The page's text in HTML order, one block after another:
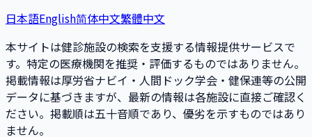
日本語English简体中文繁體中文
本サイトは健診施設の検索を支援する情報提供サービスで
す。特定の医療機関を推奨・評価するものではありません。
掲載情報は厚労省ナビイ・人間ドック学会・健保連等の公開
データに基づきますが、最新の情報は各施設に直接ご確認く
ださい。掲載順は五十音順であり、優劣を示すものではあり
ません。